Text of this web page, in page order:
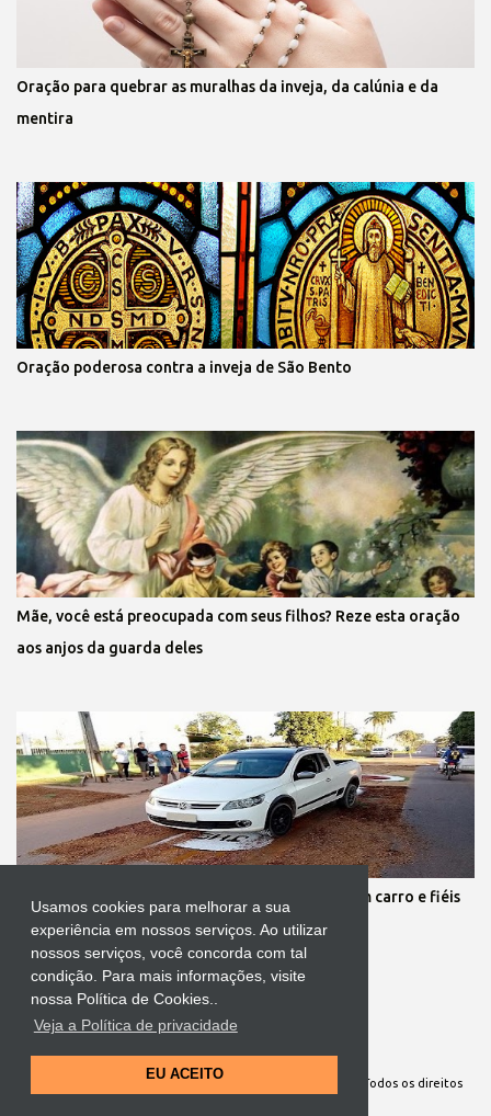
Usamos cookies para melhorar a sua
experiência em nossos serviços. Ao utilizar
nossos serviços, você concorda com tal
condição. Para mais informações, visite
nossa Política de Cookies..
Veja a Política de privacidade
EU ACEITO
Oração para quebrar as muralhas da inveja, da calúnia e da
mentira
Oração poderosa contra a inveja de São Bento
Mãe, você está preocupada com seus filhos? Reze esta oração
aos anjos da guarda deles
Protestante destrói tapete de Corpus Christi com carro e fiéis
se revoltam
Tecnologia do Blogger
Site Oficial da Comunidade Nossa Senhora cuida de mim. Todos os direitos